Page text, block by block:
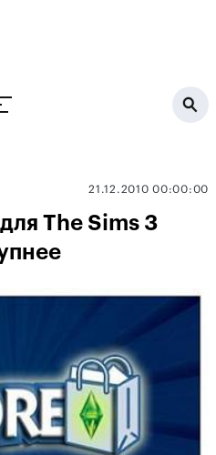
21.12.2010 00:00:00
The Sims 3